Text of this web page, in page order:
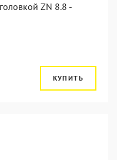
ZN 8.8 -
КУПИТЬ